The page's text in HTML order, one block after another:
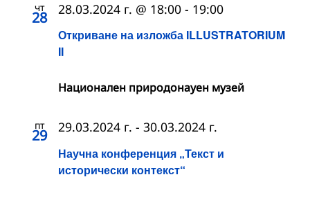
чт
28
Откриване на изложба ILLUSTRATORIUM
II
28.03.2024 г. @ 18:00 - 19:00
Национален природонауен музей
пт
29
Научна конференция „Текст и
исторически контекст“
29.03.2024 г. - 30.03.2024 г.